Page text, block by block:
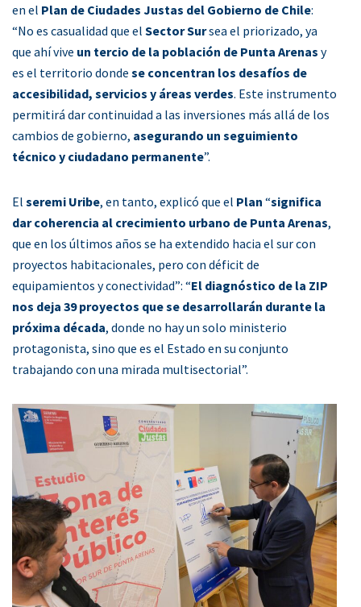
en el Plan de Ciudades Justas del Gobierno de Chile:
“No es casualidad que el Sector Sursea el priorizado, ya
que ahí vive un tercio de la población de Punta Arenas y
es el territorio donde se concentran los desafíos de
accesibilidad, servicios y áreas verdes. Este instrumento
permitirá dar continuidad a las inversiones más allá de los
cambios de gobierno, asegurando un seguimiento
técnico y ciudadano permanente”.
El seremi Uribe, en tanto, explicó que el Plan “significa
dar coherencia al crecimiento urbano de Punta Arenas,
que en los últimos años se ha extendido hacia el sur con
proyectos habitacionales, pero con déficit de
equipamientos y conectividad”: “El diagnóstico de la ZIP
nos deja 39 proyectos que se desarrollarán durante la
próxima década, donde no hay un solo ministerio
protagonista, sino que es el Estado en su conjunto
trabajando con una mirada multisectorial”.